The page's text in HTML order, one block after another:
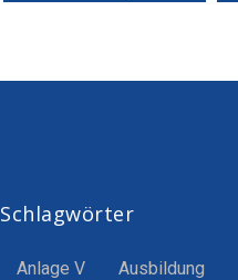
Schlagwörter
Anlage V Ausbildung